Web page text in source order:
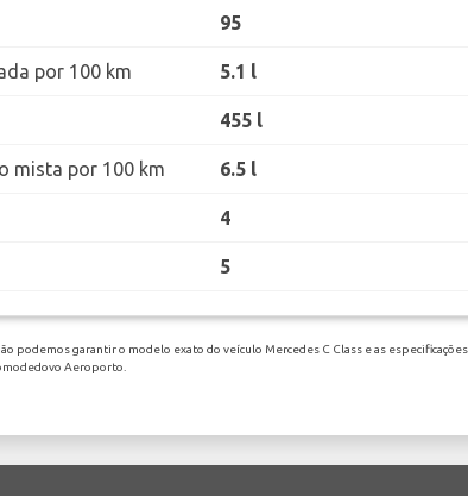
95
por 100 km 5.1 l
455 l
mista por 100 km 6.5 l
4
5
podemos garantir o modelo exato do veículo Mercedes C Class e as
Aeroporto.